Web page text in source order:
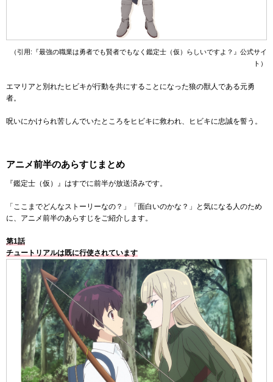
（引用:『最強の職業は勇者でも賢者でもなく鑑定士（仮）らしいですよ？』公式サイ
ト）
エマリアと別れたヒビキが行動を共にすることになった狼の獣人である元勇
者。
呪いにかけられ苦しんでいたところをヒビキに救われ、ヒビキに忠誠を誓う。
アニメ前半のあらすじまとめ
『鑑定士（仮）』はすでに前半が放送済みです。
「ここまでどんなストーリーなの？」「面白いのかな？」と気になる人のため
に、アニメ前半のあらすじをご紹介します。
第1話
チュートリアルは既に行使されています